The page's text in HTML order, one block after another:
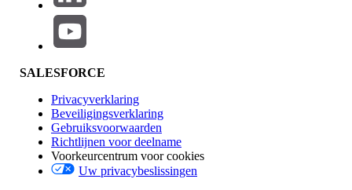
Invloed op functies
Edition
SALESFORCE
Privacyverklaring
Beveiligingsverklaring
Gebruiksvoorwaarden
Richtlijnen voor deelname
Voorkeurcentrum voor cookies
Uw privacybeslissingen